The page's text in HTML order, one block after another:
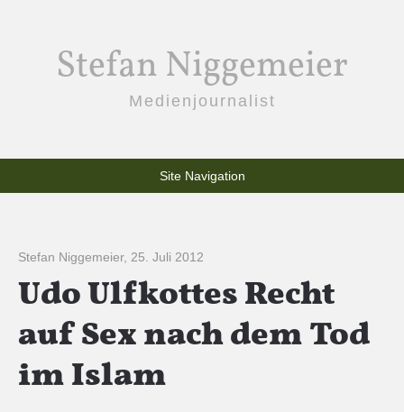
Stefan Niggemeier
Medienjournalist
Site Navigation
Stefan Niggemeier, 25. Juli 2012
Udo Ulfkottes Recht
auf Sex nach dem Tod
im Islam